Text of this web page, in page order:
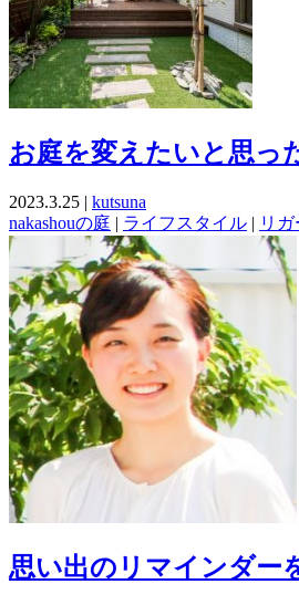
お庭を変えたいと思っ
2023.3.25 | kutsuna
nakashouの庭 | ライフスタイル | リ
思い出のリマインダー